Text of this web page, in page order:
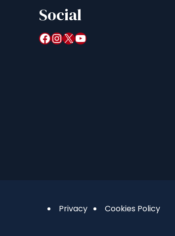
Social
Facebook InstagramX YouTube
Privacy Cookies Policy